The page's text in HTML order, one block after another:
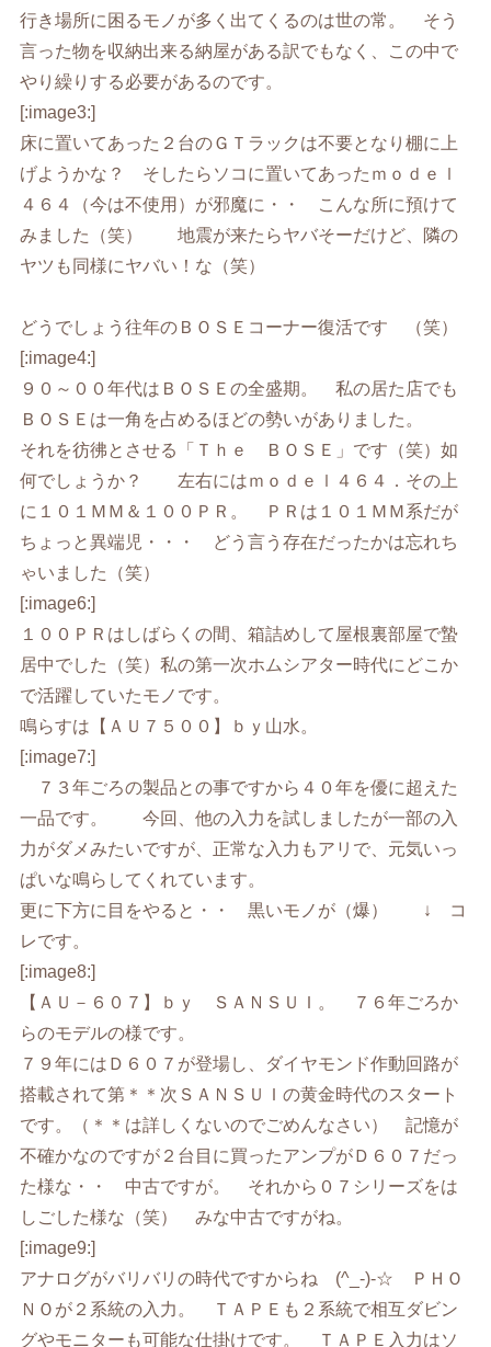
行き場所に困るモノが多く出てくるのは世の常。 そう
言った物を収納出来る納屋がある訳でもなく、この中で
やり繰りする必要があるのです。
[:image3:]
床に置いてあった２台のＧＴラックは不要となり棚に上
げようかな？ そしたらソコに置いてあったｍｏｄｅｌ
４６４（今は不使用）が邪魔に・・ こんな所に預けて
みました（笑） 地震が来たらヤバそーだけど、隣の
ヤツも同様にヤバい！な（笑）
どうでしょう往年のＢＯＳＥコーナー復活です （笑）
[:image4:]
９０～００年代はＢＯＳＥの全盛期。 私の居た店でも
ＢＯＳＥは一角を占めるほどの勢いがありました。
それを彷彿とさせる「Ｔｈｅ ＢＯＳＥ」です（笑）如
何でしょうか？ 左右にはｍｏｄｅｌ４６４．その上
に１０１ＭＭ＆１００ＰＲ。 ＰＲは１０１ＭＭ系だが
ちょっと異端児・・・ どう言う存在だったかは忘れち
ゃいました（笑）
[:image6:]
１００ＰＲはしばらくの間、箱詰めして屋根裏部屋で蟄
居中でした（笑）私の第一次ホムシアター時代にどこか
で活躍していたモノです。
鳴らすは【ＡＵ７５００】ｂｙ山水。
[:image7:]
７３年ごろの製品との事ですから４０年を優に超えた
一品です。 今回、他の入力を試しましたが一部の入
力がダメみたいですが、正常な入力もアリで、元気いっ
ぱいな鳴らしてくれています。
更に下方に目をやると・・ 黒いモノが（爆） ↓ コ
レです。
[:image8:]
【ＡＵ－６０７】ｂｙ ＳＡＮＳＵＩ。 ７６年ごろか
らのモデルの様です。
７９年にはＤ６０７が登場し、ダイヤモンド作動回路が
搭載されて第＊＊次ＳＡＮＳＵＩの黄金時代のスタート
です。（＊＊は詳しくないのでごめんなさい） 記憶が
不確かなのですが２台目に買ったアンプがＤ６０７だっ
た様な・・ 中古ですが。 それから０７シリーズをは
しごした様な（笑） みな中古ですがね。
[:image9:]
アナログがバリバリの時代ですからね (^_-)-☆ ＰＨＯ
ＮＯが２系統の入力。 ＴＡＰＥも２系統で相互ダビン
グやモニターも可能な仕掛けです。 ＴＡＰＥ入力はソ